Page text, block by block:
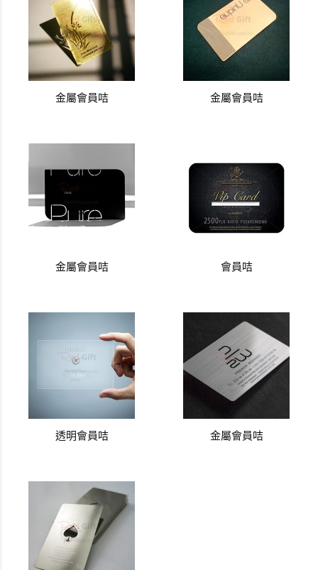
金屬會員咭 金屬會員咭
金屬會員咭 會員咭
透明會員咭 金屬會員咭